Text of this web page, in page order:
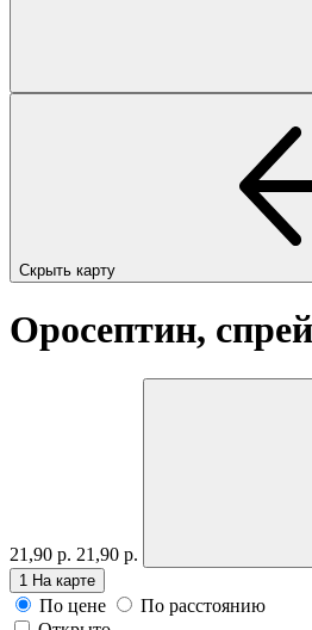
Скрыть карту
Оросептин,
21,90 р. 21,90 р.
1 На карте
По цене
По расстоянию